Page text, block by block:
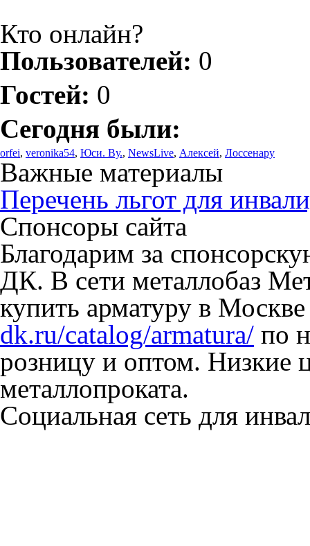
Кто онлайн?
Пользователей: 0
Гостей: 0
Сегодня были:
orfei, veronika54, Юси. Ву., NewsLive, Алексей, Лоссенару
Важные материалы
Перечень льгот для
Спонсоры сайта
Благодарим за
ДК. В сети металлобаз
купить арматуру в
dk.ru/catalog/armatura/ по
розницу и оптом. Низкие
металлопроката.
Социальная сеть для